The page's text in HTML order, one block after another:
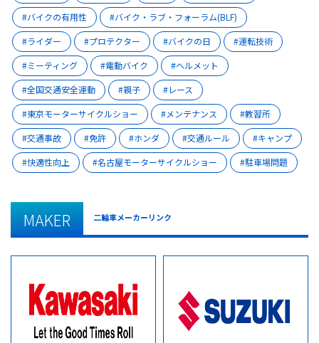
バイクの有用性
バイク・ラブ・フォーラム(BLF)
ライダー
プロテクター バイクの日
運転技術
ミーティング
電動バイク
ヘルメット
全国交通安全運動
親子
レース
東京モーターサイクルショー
メンテナンス
教習所
交通事故
免許 ホンダ 交通ルール
キャンプ
快適性向上
名古屋モーターサイクルショー 駐車場問題
MAKER 二輪車メーカーリンク